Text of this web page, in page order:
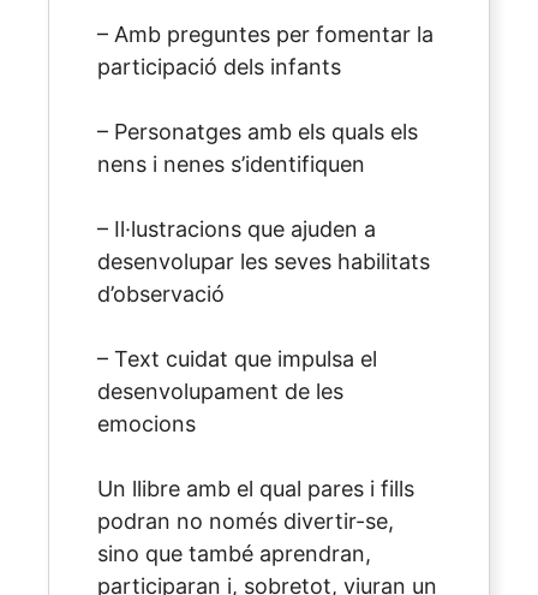
– Amb preguntes per fomentar la
participació dels infants
– Personatges amb els quals els
nens i nenes s’identifiquen
– Il·lustracions que ajuden a
desenvolupar les seves habilitats
d’observació
– Text cuidat que impulsa el
desenvolupament de les
emocions
Un llibre amb el qual pares i fills
podran no només divertir-se,
sino que també aprendran,
participaran i, sobretot, viuran un